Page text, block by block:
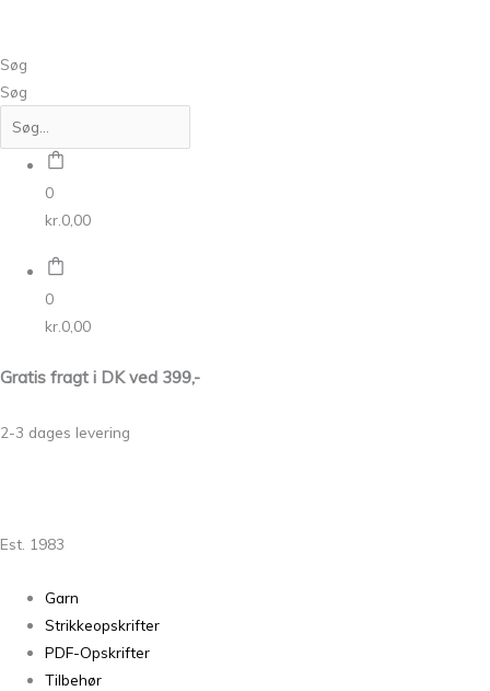
Søg
Søg
0
kr. 0,00
0
kr. 0,00
Gratis fragt i DK ved 399,-
2-3 dages levering
Est. 1983
Garn
Strikkeopskrifter
PDF-Opskrifter
Tilbehør